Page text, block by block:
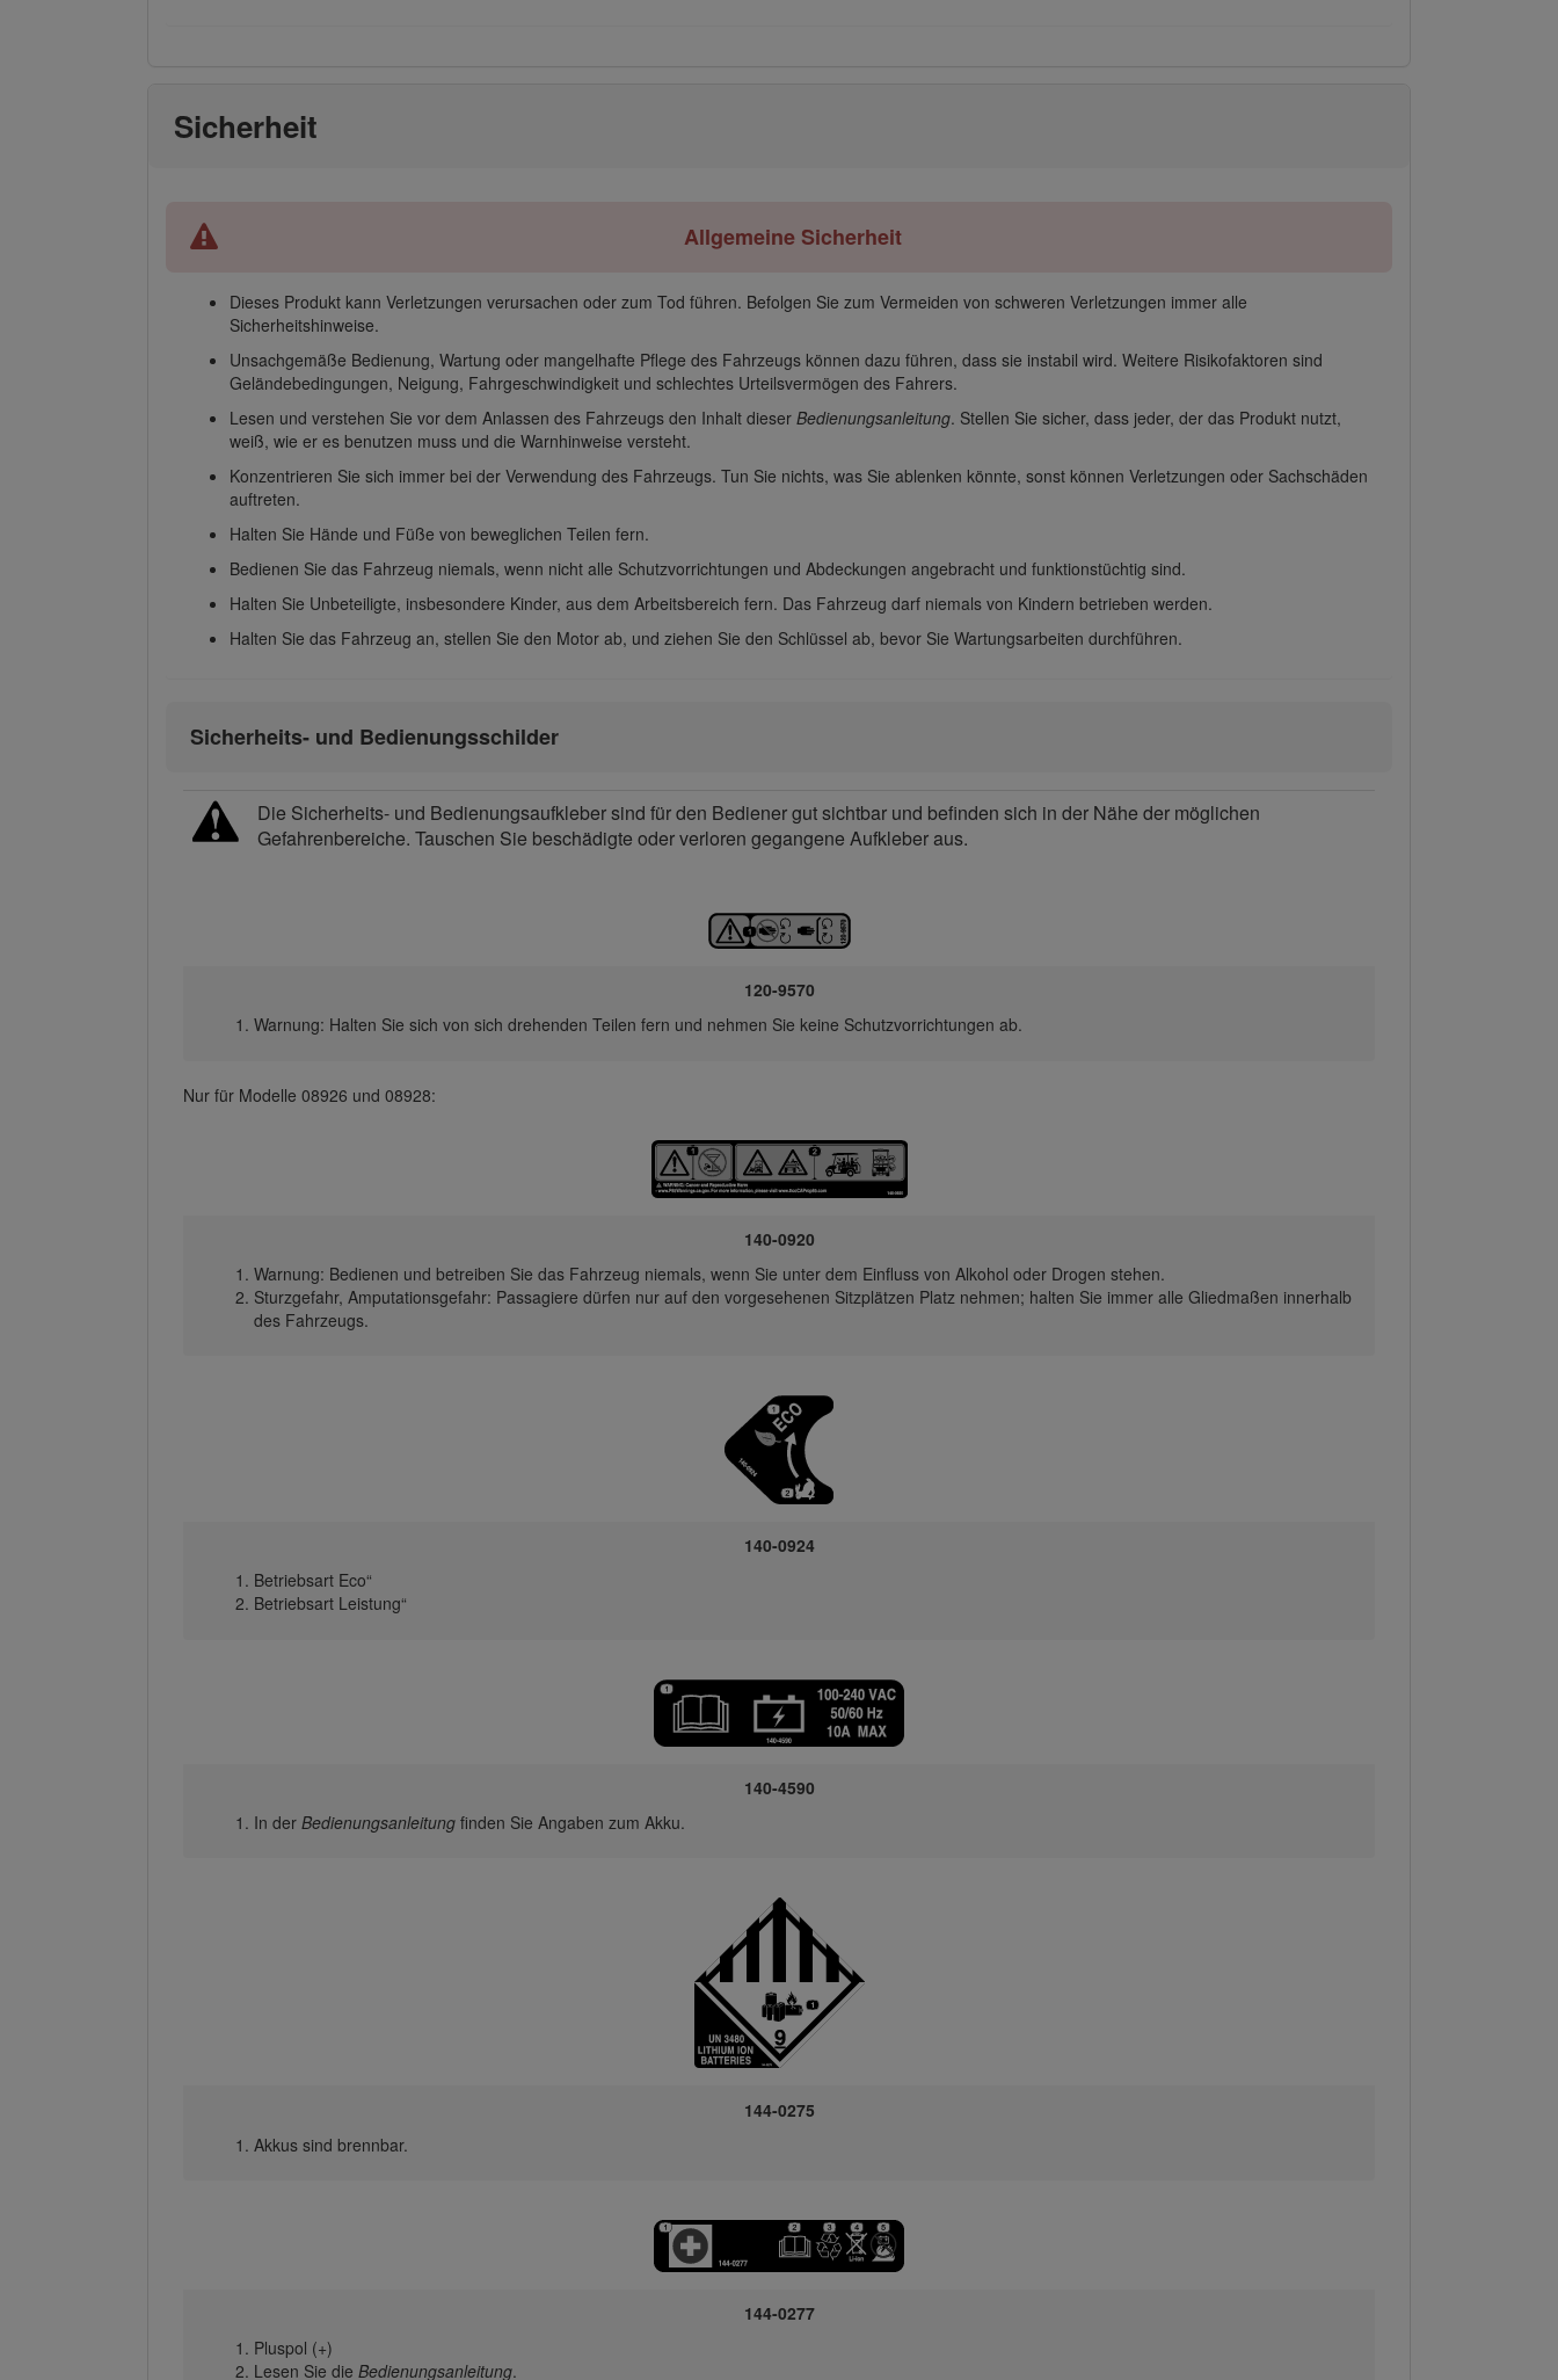
Sicherheit
Allgemeine Sicherheit
Dieses Produkt kann Verletzungen verursachen oder zum Tod führen. Befolgen Sie zum Vermeiden von schweren Verletzungen immer alle
Sicherheitshinweise.
Unsachgemäße Bedienung, Wartung oder mangelhafte Pflege des Fahrzeugs können dazu führen, dass sie instabil wird. Weitere Risikofaktoren sind
Geländebedingungen, Neigung, Fahrgeschwindigkeit und schlechtes Urteilsvermögen des Fahrers.
Lesen und verstehen Sie vor dem Anlassen des Fahrzeugs den Inhalt dieser Bedienungsanleitung. Stellen Sie sicher, dass jeder, der das Produkt nutzt,
weiß, wie er es benutzen muss und die Warnhinweise versteht.
Konzentrieren Sie sich immer bei der Verwendung des Fahrzeugs. Tun Sie nichts, was Sie ablenken könnte, sonst können Verletzungen oder Sachschäden
auftreten.
Halten Sie Hände und Füße von beweglichen Teilen fern.
Bedienen Sie das Fahrzeug niemals, wenn nicht alle Schutzvorrichtungen und Abdeckungen angebracht und funktionstüchtig sind.
Halten Sie Unbeteiligte, insbesondere Kinder, aus dem Arbeitsbereich fern. Das Fahrzeug darf niemals von Kindern betrieben werden.
Halten Sie das Fahrzeug an, stellen Sie den Motor ab, und ziehen Sie den Schlüssel ab, bevor Sie Wartungsarbeiten durchführen.
Sicherheits- und Bedienungsschilder
Die Sicherheits- und Bedienungsaufkleber sind für den Bediener gut sichtbar und befinden sich in der Nähe der möglichen
Gefahrenbereiche. Tauschen Sie beschädigte oder verloren gegangene Aufkleber aus.
120-9570
Warnung: Halten Sie sich von sich drehenden Teilen fern und nehmen Sie keine Schutzvorrichtungen ab.
Nur für Modelle 08926 und 08928:
140-0920
Warnung: Bedienen und betreiben Sie das Fahrzeug niemals, wenn Sie unter dem Einfluss von Alkohol oder Drogen stehen.
Sturzgefahr, Amputationsgefahr: Passagiere dürfen nur auf den vorgesehenen Sitzplätzen Platz nehmen; halten Sie immer alle Gliedmaßen innerhalb
des Fahrzeugs.
140-0924
Betriebsart Eco“
Betriebsart Leistung“
140-4590
In der Bedienungsanleitungfinden Sie Angaben zum Akku.
144-0275
Akkus sind brennbar.
144-0277
Pluspol (+)
Lesen Sie die Bedienungsanleitung.